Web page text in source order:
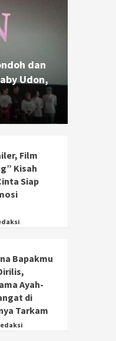
dan
Udon,
Film
Kisah
Siap
Bapakmu
Ayah-
di
Tarkam